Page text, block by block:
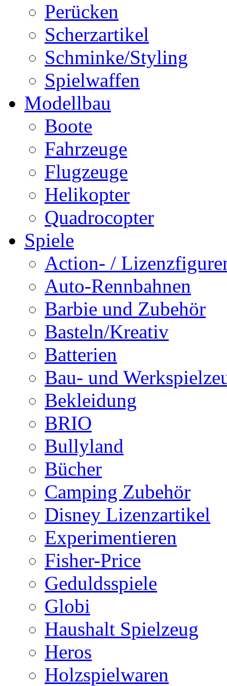
Perücken
Scherzartikel
Schminke/Styling
Spielwaffen
Modellbau
Boote
Fahrzeuge
Flugzeuge
Helikopter
Quadrocopter
Spiele
Action- /
Auto-Rennbahnen
Barbie und Zubehör
Basteln/Kreativ
Batterien
Bau- und
Bekleidung
BRIO
Bullyland
Bücher
Camping Zubehör
Disney Lizenzartikel
Experimentieren
Fisher-Price
Geduldsspiele
Globi
Haushalt Spielzeug
Heros
Holzspielwaren